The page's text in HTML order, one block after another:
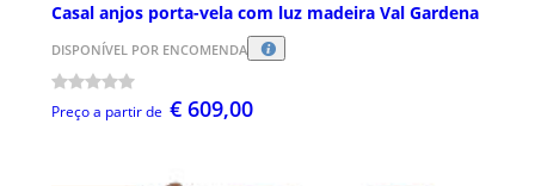
Casal anjos porta-vela com luz madeira Val Gardena
DISPONÍVEL POR ENCOMENDA
Preço a partir de € 609,00